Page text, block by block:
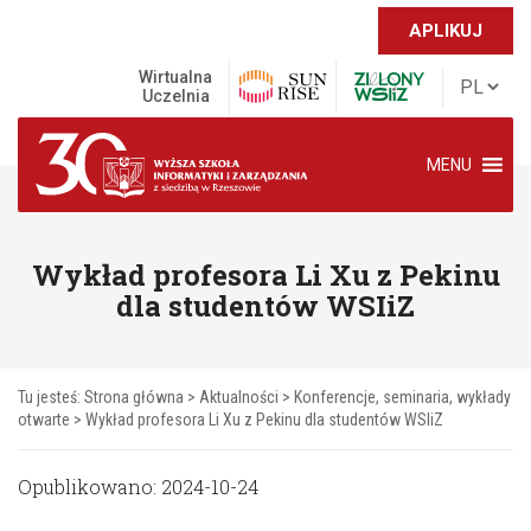
APLIKUJ
Wirtualna
Uczelnia
MENU
Wykład profesora Li Xu z Pekinu
dla studentów WSIiZ
Tu jesteś: Strona główna > Aktualności > Konferencje, seminaria, wykłady
otwarte > Wykład profesora Li Xu z Pekinu dla studentów WSIiZ
Opublikowano: 2024-10-24